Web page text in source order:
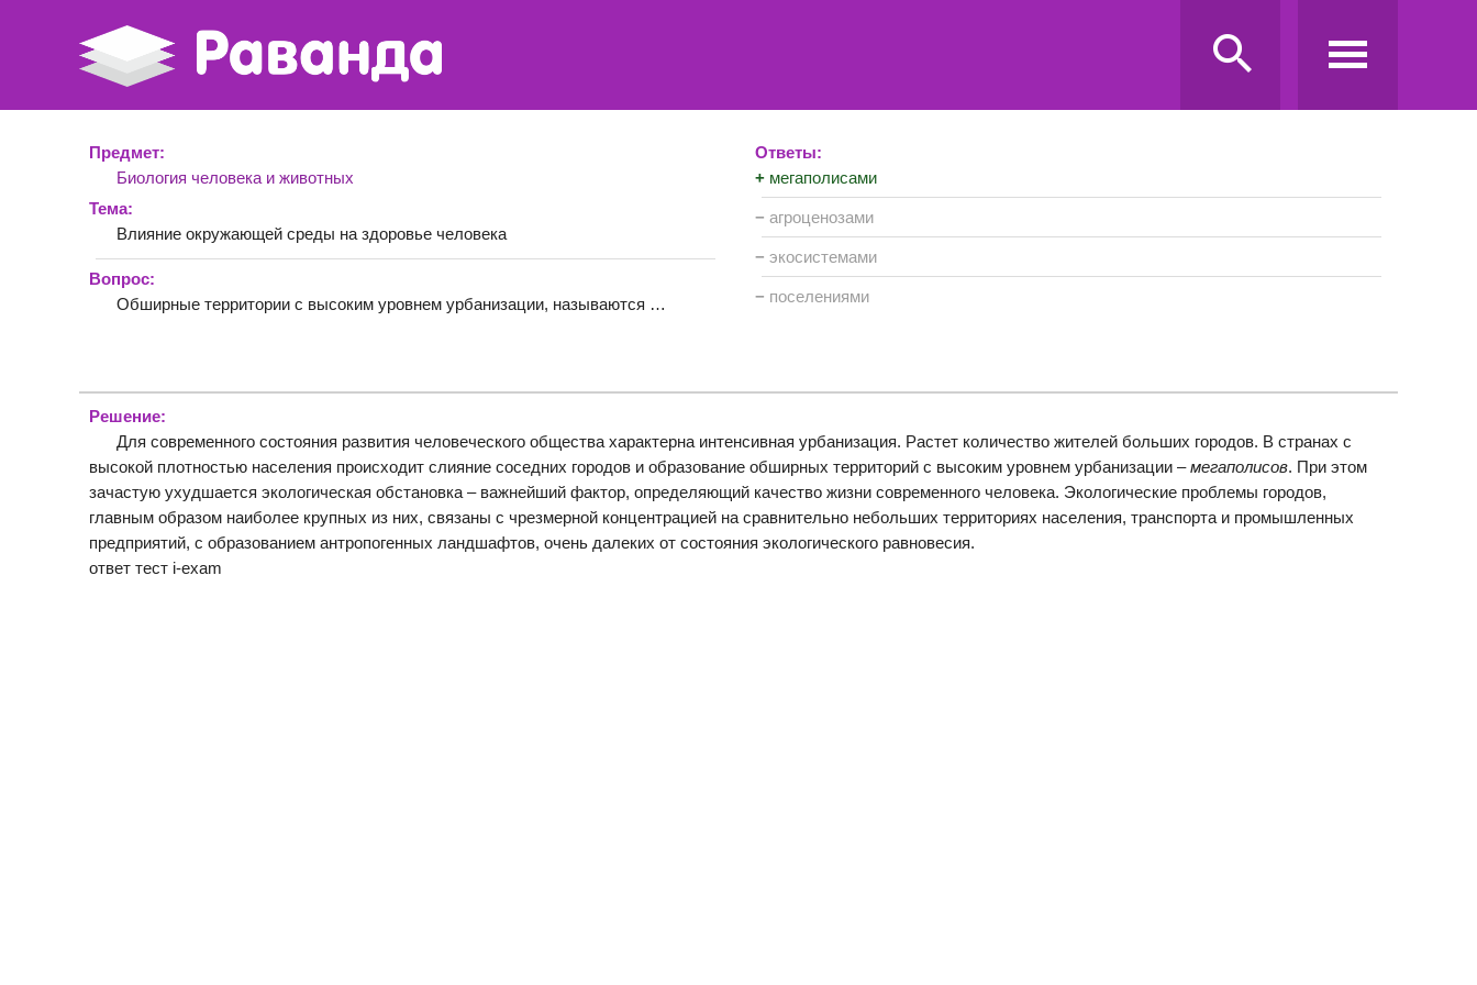
Предмет:
Биология человека и животных
Тема:
Влияние окружающей среды на здоровье человека
Вопрос:
Обширные территории с высоким уровнем урбанизации, называются …
Ответы:
+ мегаполисами
− агроценозами
− экосистемами
− поселениями
Решение:
Для современного состояния развития человеческого общества характерна интенсивная урбанизация. Растет количество жителей больших городов. В странах с
высокой плотностью населения происходит слияние соседних городов и образование обширных территорий с высоким уровнем урбанизации –мегаполисов. При этом
зачастую ухудшается экологическая обстановка – важнейший фактор, определяющий качество жизни современного человека. Экологические проблемы городов,
главным образом наиболее крупных из них, связаны с чрезмерной концентрацией на сравнительно небольших территориях населения, транспорта и промышленных
предприятий, с образованием антропогенных ландшафтов, очень далеких от состояния экологического равновесия.
ответ тест i-exam